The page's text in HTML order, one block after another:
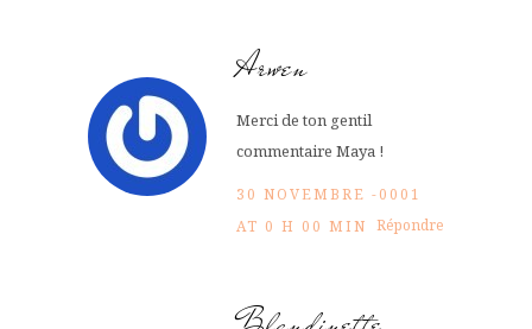
Arwen
Merci de ton gentil
commentaire Maya !
30 NOVEMBRE -0001
AT 0 H 00 MIN Répondre